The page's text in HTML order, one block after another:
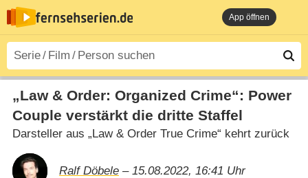
App öffnen
„Law & Order: Organized Crime“: Power
Couple verstärkt die dritte Staffel
Darsteller aus „Law & Order True Crime“ kehrt zurück
Ralf Döbele– 15.08.2022, 16:41 Uhr